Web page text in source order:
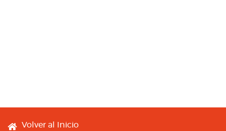
Footer menu
Volver al Inicio